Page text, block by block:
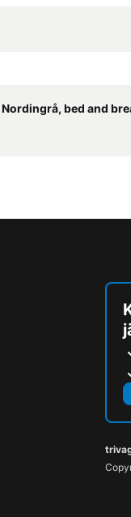
Nordingrå, bed and